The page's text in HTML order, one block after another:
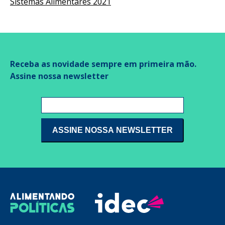
Receba as novidade sempre em primeira mão.
Assine nossa newsletter